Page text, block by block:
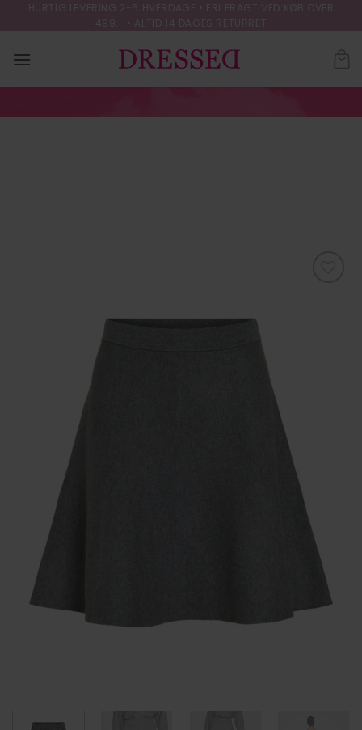
to
content
HURTIG LEVERING 2-5 HVERDAGE • FRI FRAGT VED KØB OVER
499,- • ALTID 14 DAGES RETURRET